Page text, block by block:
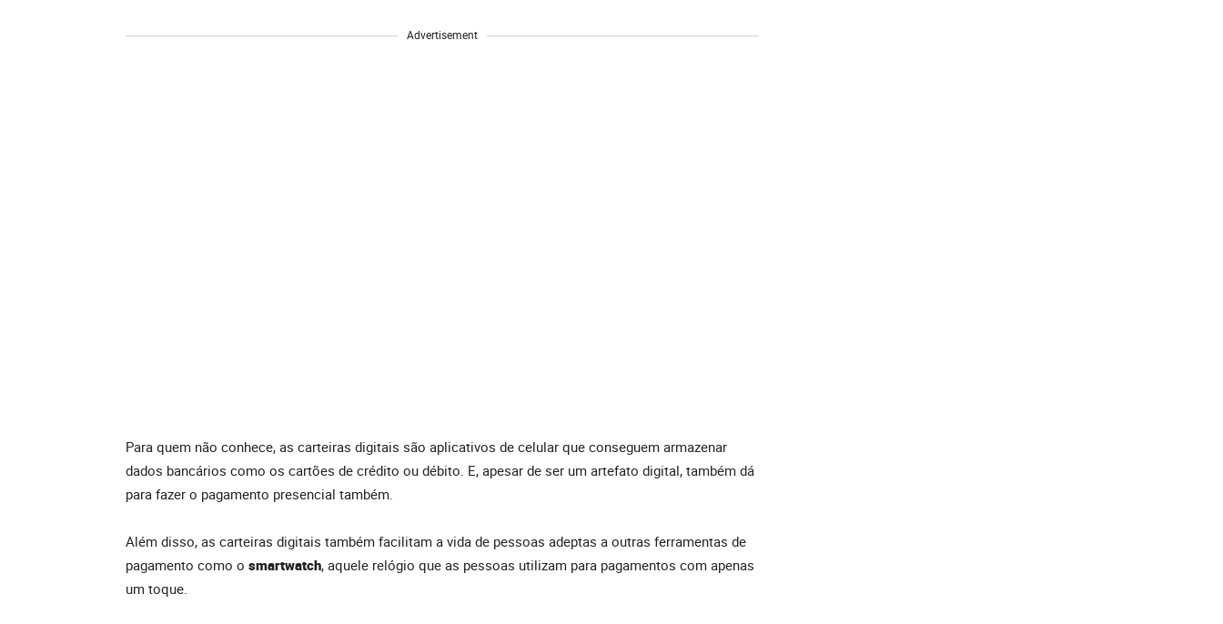
Advertisement
Para quem não conhece, as carteiras digitais são aplicativos de celular que conseguem armazenar
dados bancários como os cartões de crédito ou débito. E, apesar de ser um artefato digital, também dá
para fazer o pagamento presencial também.
Além disso, as carteiras digitais também facilitam a vida de pessoas adeptas a outras ferramentas de
pagamento como o smartwatch, aquele relógio que as pessoas utilizam para pagamentos com apenas
um toque.